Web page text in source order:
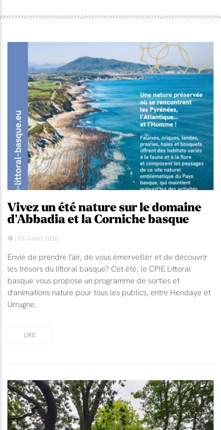
Vivez un été nature sur le domaine
d'Abbadia et la Corniche basque
| 03 Juillet 2026
Envie de prendre l'air, de vous émerveiller et de découvrir
les trésors du littoral basque? Cet été, le CPIE Littoral
basque vous propose un programme de sorties et
d'animations nature pour tous les publics, entre Hendaye et
Urrugne.
LIRE